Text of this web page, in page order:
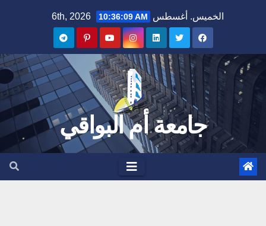
الخميس. أغسطس 6th, 2026 10:36:10 AM
جامعة أم البواقي